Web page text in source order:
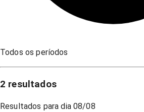
Todos os períodos
2 resultados
Resultados para dia08/08